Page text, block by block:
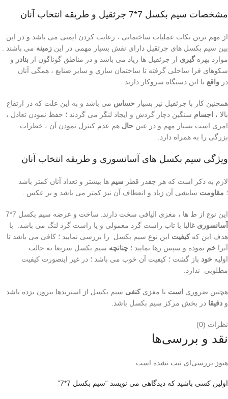
مشخصات سیم بکسل 7*7 جرثقیل و طریقه انتخاب آنان
از مهم ترین نکات عملیات ساختمانی ، رعایت کردن ایمنی می باشد و در این
بین سیم بکسل های جرثقیل دارای نقش بسیار مهمی در این زمینه می باشند .
موارد بهرهگیری از جرثقیل ها زیاد می باشد و در مناطق گوناگون از بنادر و
سکوهای فرا ساحلی گرفته تا ساختمان سازی و سایر صنایع ، همگی آنان
در واقع با این دستگاه سروکار دارند .
همچنین کار با جرثقیل نیز بسیار حساس می باشد و به این علت که در ارتفاع
بالا ، اجسام سنگین دچار گردش و ایجاد لنگر می گردند ؛ حفظ نمودن تعادل ،
امری است بسیار مهم و در عین حال هم عدم کنترل نمودن آن ، خطرات
بزرگی را به همراه دارد.
ویژگی سیم بکسل های آسانسوری و طریقه انتخاب آنان
لازم به ذکر است که هر چقدر قطر سیم ها بیشتر و تعداد آنان کمتر باشد
؛ مقاومت سایشی آن زیاد و انعطاف آن نیز کمتر می باشد و بر عکس .
این نوع از ط ها ، مغزی الیافی سخت دارند. ساخت و عرضه سیم بکسل 7*7
آسانسوری غالبا با تاب راست گرد معمولی و یا راست گرد لنگ می باشد. با
هدف این کهکیفیت این نوع سیم بکسل را بررسی نمایید ؛ کافی می باشد تا
آنرا خم نموده و سپس رها نمایید ؛ چنانچه سیم بکسل سریعا به حالت
اولیه خود باز گشت ؛ کیفیت آن خوب می باشد ؛ در غیر اینصورت کیفیت
مطلوبی ندارد.
هچنین ضروری است تا مغزیکنفی سیم بکسل از استرندها بیرون نزده باشد
و دقیقا در بخش مرکز سیم بکسل باشد.
نظرات (0)
نقد و بررسی‌ها
هنوز بررسی‌ای ثبت نشده است.
اولین کسی باشید که دیدگاهی می نویسد “سیم بکسل 7*7”